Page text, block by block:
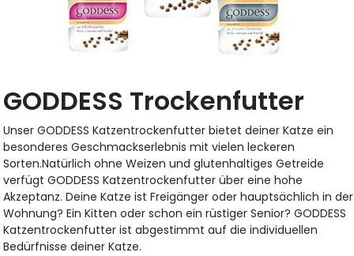
GODDESS Trockenfutter
Unser GODDESS Katzentrockenfutter bietet deiner Katze ein
besonderes Geschmackserlebnis mit vielen leckeren
Sorten.Natürlich ohne Weizen und glutenhaltiges Getreide
verfügt GODDESS Katzentrockenfutter über eine hohe
Akzeptanz. Deine Katze ist Freigänger oder hauptsächlich in der
Wohnung? Ein Kitten oder schon ein rüstiger Senior? GODDESS
Katzentrockenfutter ist abgestimmt auf die individuellen
Bedürfnisse deiner Katze.